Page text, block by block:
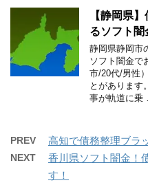
【静岡県
るソフト闇
静岡県静岡市
ソフト闇金で
市/20代/男性
とがあります
事が軌道に乗
PREV 高知で債務整理ブラ
NEXT
香川県ソフト闇金！
す！